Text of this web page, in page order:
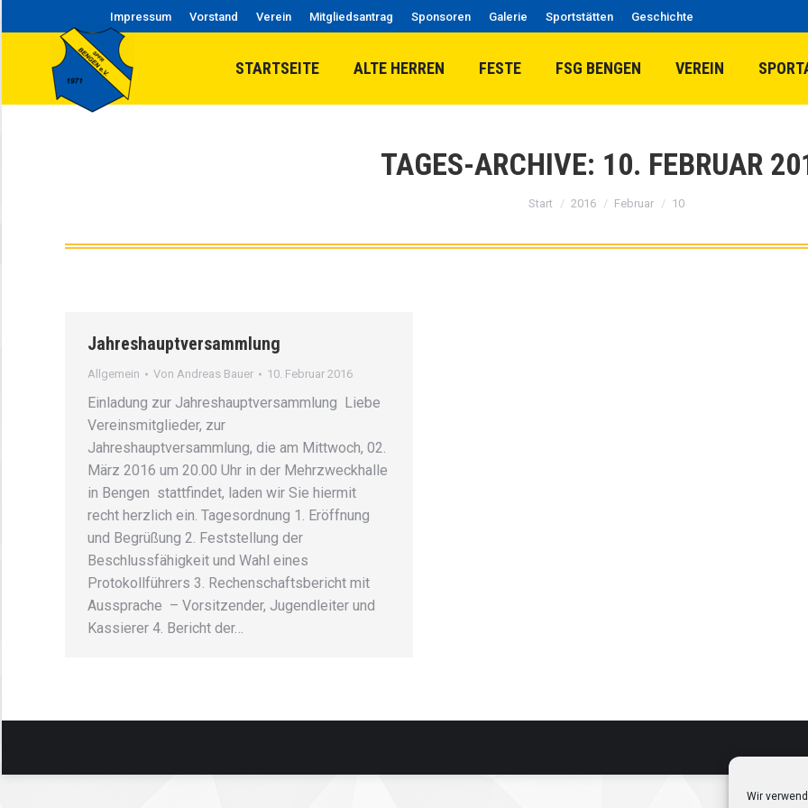
Wir
Impressum Vorstand Verein Mitgliedsantrag Sponsoren Galerie Sportstätten Geschichte
STARTSEITE ALTE HERREN FESTE FSG BENGEN VEREIN
TAGES-ARCHIVE: 10. FEBRUAR
Sie befinden sich hier:
Start 2016 Februar 10
Jahreshauptversammlung
Allgemein Von Andreas Bauer 10. Februar 2016
​Einladung zur Jahreshauptversammlung ​Liebe
Vereinsmitglieder, zur
Jahreshauptversammlung, die am ​​​​​Mittwoch, 02.
März 2016 ​​​​​um 20.00 Uhr in der Mehrzweckhalle
in Bengen stattfindet, laden wir Sie hiermit
recht herzlich ein. ​Tagesordnung 1. Eröffnung
und Begrüßung 2. Feststellung der
Beschlussfähigkeit und Wahl eines
Protokollführers 3. Rechenschaftsbericht mit
Aussprache ​​ – Vorsitzender, Jugendleiter und
Kassierer 4. Bericht der…